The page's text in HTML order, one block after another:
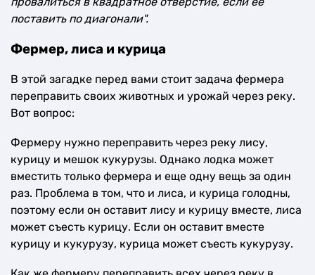
поставить по диагонали".
Фермер, лиса и курица
В этой загадке перед вами стоит задача фермера
переправить своих животных и урожай через реку.
Вот вопрос:
Фермеру нужно переправить через реку лису,
курицу и мешок кукурузы. Однако лодка может
вместить только фермера и еще одну вещь за один
раз. Проблема в том, что и лиса, и курица голодны,
поэтому если он оставит лису и курицу вместе, лиса
может съесть курицу. Если он оставит вместе
курицу и кукурузу, курица может съесть кукурузу.